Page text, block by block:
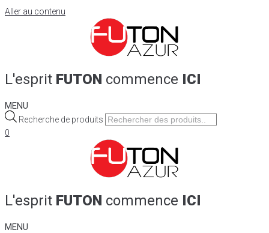
Aller au contenu
L'esprit FUTON commence ICI
MENU
Recherche de produits
0
L'esprit FUTON commence ICI
MENU